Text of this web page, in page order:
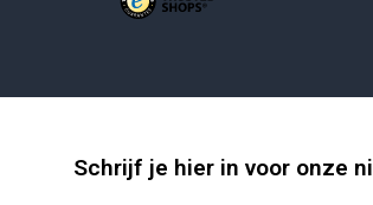
Schrijf je hier in voor onze